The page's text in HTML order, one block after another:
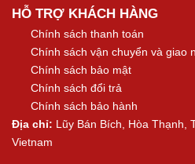
HỖ TRỢ KHÁCH HÀNG
Chính sách thanh toán
Chính sách vận chuyển và giao
Chính sách bảo mật
Chính sách đổi trả
Chính sách bảo hành
Địa chỉ: Lũy Bán Bích, Hòa Thạnh,
Vietnam